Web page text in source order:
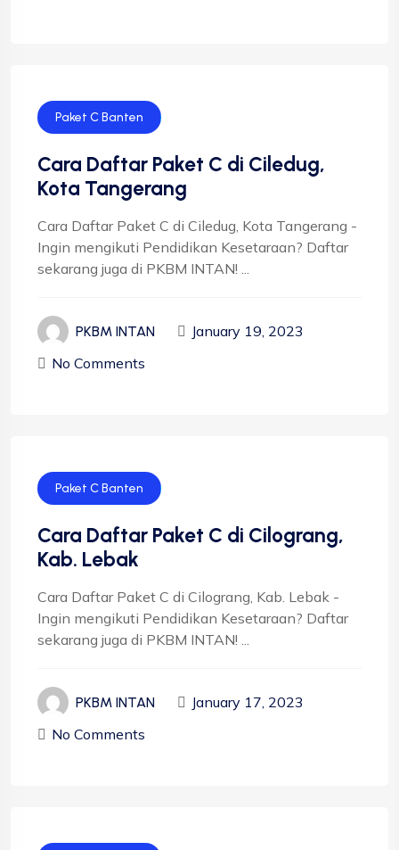
Paket C Banten
Cara Daftar Paket C di Ciledug,
Kota Tangerang
Cara Daftar Paket C di Ciledug, Kota Tangerang -
Ingin mengikuti Pendidikan Kesetaraan? Daftar
sekarang juga di PKBM INTAN! ...
PKBM INTAN
January 19, 2023
No Comments
Paket C Banten
Cara Daftar Paket C di Cilograng,
Kab. Lebak
Cara Daftar Paket C di Cilograng, Kab. Lebak -
Ingin mengikuti Pendidikan Kesetaraan? Daftar
sekarang juga di PKBM INTAN! ...
PKBM INTAN
January 17, 2023
No Comments